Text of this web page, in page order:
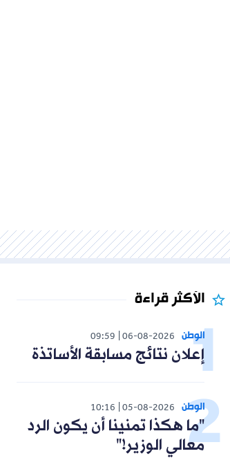
الأكثر قراءة
الوطن 06-08-2026
09:59
إعلان نتائج مسابقة الأساتذة
الوطن 05-08-2026
10:16
"ما هكذا تمنينا أن يكون الرد
معالي الوزير!"